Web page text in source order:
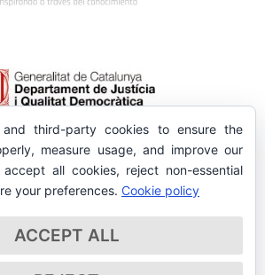
third-party cookies to ensure the
measure usage, and improve our
all cookies, reject non-essential
your preferences. Cookie policy
ACCEPT ALL